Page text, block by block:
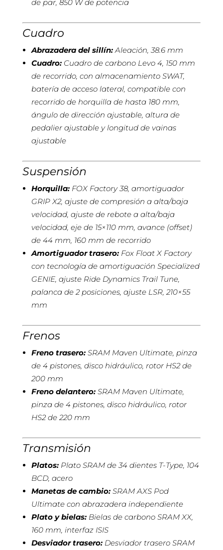
de par, 850 W de potencia
Cuadro
Abrazadera del sillín:Aleación, 38.6 mm
Cuadro:Cuadro de carbono Levo 4, 150 mm
de recorrido, con almacenamiento SWAT,
batería de acceso lateral, compatible con
recorrido de horquilla de hasta 180 mm,
ángulo de dirección ajustable, altura de
pedalier ajustable y longitud de vainas
ajustable
Suspensión
Horquilla:FOX Factory 38, amortiguador
GRIP X2, ajuste de compresión a alta/baja
velocidad, ajuste de rebote a alta/baja
velocidad, eje de 15×110 mm, avance (offset)
de 44 mm, 160 mm de recorrido
Amortiguador trasero:Fox Float X Factory
con tecnología de amortiguación Specialized
GENIE, ajuste Ride Dynamics Trail Tune,
palanca de 2 posiciones, ajuste LSR, 210×55
mm
Frenos
Freno trasero:SRAM Maven Ultimate, pinza
de 4 pistones, disco hidráulico, rotor HS2 de
200 mm
Freno delantero:SRAM Maven Ultimate,
pinza de 4 pistones, disco hidráulico, rotor
HS2 de 220 mm
Transmisión
Platos:Plato SRAM de 34 dientes T-Type, 104
BCD, acero
Manetas de cambio:SRAM AXS Pod
Ultimate con abrazadera independiente
Plato y bielas:Bielas de carbono SRAM XX,
160 mm, interfaz ISIS
Desviador trasero:Desviador trasero SRAM